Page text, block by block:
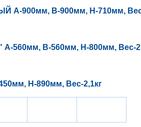
А-900мм, В-900мм, Н-710мм,
560мм, В-560мм, Н-800мм, Вес-
Н-890мм, Вес-2,1кг